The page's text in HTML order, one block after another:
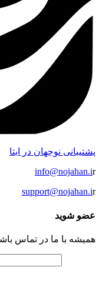
پشتیبانی نوجهان در ایتا
info@nojahan.ir
support@nojahan.ir
عضو شوید
همیشه با ما در تماس